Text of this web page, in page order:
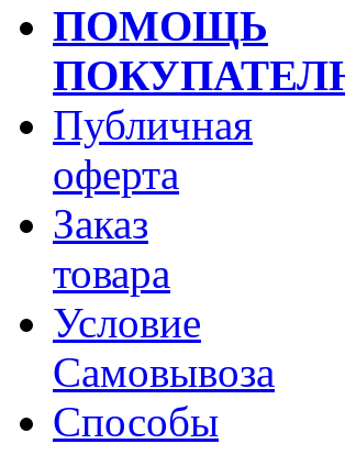
ПОМОЩЬ
Публичная
оферта
Заказ
товара
Условие
Самовывоза
Способы